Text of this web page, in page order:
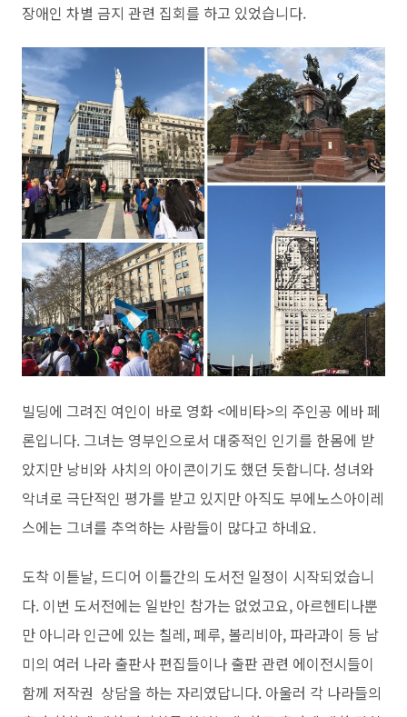
장애인 차별 금지 관련 집회를 하고 있었습니다.
빌딩에 그려진 여인이 바로 영화 <에비타>의 주인공 에바 페
론입니다. 그녀는 영부인으로서 대중적인 인기를 한몸에 받
았지만 낭비와 사치의 아이콘이기도 했던 듯합니다. 성녀와
악녀로 극단적인 평가를 받고 있지만 아직도 부에노스아이레
스에는 그녀를 추억하는 사람들이 많다고 하네요.
도착 이튿날, 드디어 이틀간의 도서전 일정이 시작되었습니
다. 이번 도서전에는 일반인 참가는 없었고요, 아르헨티나뿐
만 아니라 인근에 있는 칠레, 페루, 볼리비아, 파라과이 등 남
미의 여러 나라 출판사 편집들이나 출판 관련 에이전시들이
함께 저작권 상담을 하는 자리였답니다. 아울러 각 나라들의